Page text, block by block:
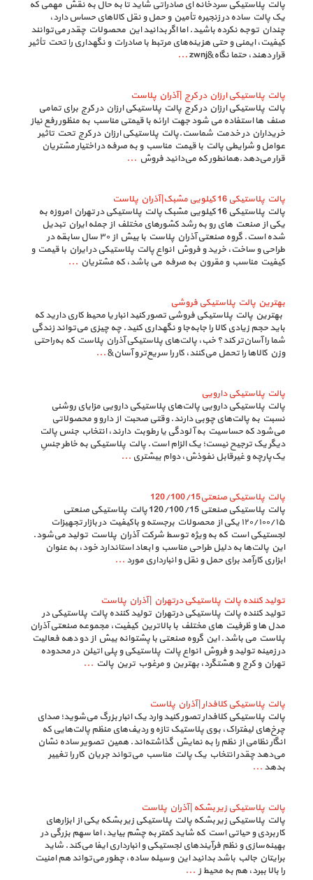
پالت پلاستیکی سردخانه ای صادراتی شاید تا به حال به نقش مهمی که
یک پالت ساده در زنجیره تأمین و حمل و نقل کالاهای حساس دارد،
چندان توجه نکرده باشید. اما اگر بدانید این محصولات چقدر می‌توانند
کیفیت، ایمنی و حتی هزینه‌های مرتبط با صادرات و نگهداری را تحت تأثیر
قرار دهند، حتما نگاه&zwnj
...
پالت پلاستیکی ارزان در کرج | آذران پلاست
پالت پلاستیکی ارزان در کرج پالت پلاستیکی ارزان در کرج برای تمامی
صنف ها استفاده می شود جهت ارائه با قیمتی مناسب به منظور رفع نیاز
خریداران در خدمت شماست.پالت پلاستیکی ارزان در کرج تحت تاثیر
عوامل و شرایطی پالت با قیمت مناسب و به صرفه در اختیار مشتریان
قرار می‌دهد.همانطور که می‌دانید فروش ...
پالت پلاستیکی 16 کیلویی مشبک| آذران پلاست
پالت پلاستیکی 16 کیلویی مشبک پالت پلاستیکی در تهران امروزه به
یکی از صنعت های رو به رشد کشورهای مختلف از جمله ایران تبدیل
شده است. گروه صنعتی آذران پلاست با بیش از ۳۰ سال سابقه در
طراحی و ساخت، خرید و فروش انواع پالت پلاستیکی در ایران با قیمت و
کیفیت مناسب و مقرون به صرفه می باشد، که مشتریان ...
بهترین پالت پلاستیکی فروشی
بهترین پالت پلاستیکی فروشی تصور کنید انبار یا محیط کاری دارید که
باید حجم زیادی کالا را جابه‌جا و نگهداری کنید. چه چیزی می‌تواند زندگی
شما را آسان‌تر کند؟ خب، پالت‌های پلاستیکی آذران پلاست که به‌راحتی
وزن کالاها را تحمل می‌کنند، کار را سریع‌تر و آسان&...
پالت پلاستیکی دارویی
پالت پلاستیکی دارویی پالت‌های پلاستیکی دارویی مزایای روشنی
نسبت به پالت‌های چوبی دارند. وقتی صحبت از دارو و محصولاتی
می‌شود که حساسیت به آلودگی یا رطوبت دارند، انتخاب جنس پالت
دیگر یک ترجیح نیست؛ یک الزام است. پالت پلاستیکی به خاطر جنسِ
یک‌پارچه و غیرقابل نفوذش، دوام بیشتری ...
پالت پلاستیکی صنعتی120/100/15
پالت پلاستیکی صنعتی 120/100/15 پالت پلاستیکی صنعتی
۱۲۰‍/۱۰۰/۱۵ یکی از محصولات برجسته و باکیفیت در بازار تجهیزات
لجستیکی است که به ویژه توسط شرکت آذران پلاست تولید می‌شود.
این پالت‌ها به دلیل طراحی مناسب و ابعاد استاندارد خود، به عنوان
ابزاری کارآمد برای حمل و نقل و انبارداری مورد ...
تولید کننده پالت پلاستیکی درتهران | آذران پلاست
تولید کننده پالت پلاستیکی درتهران تولید کننده پالت پلاستیکی در
مدل ها و ظرفیت های مختلف با بالاترین کیفیت، مجموعه صنعتی آذران
پلاست می باشد. این گروه صنعتی با پشتوانه بیش از دو دهه فعالیت
در زمینه تولید و فروش انواع پالت پلاستیکی و پلی اتیلن در محدوده
تهران و کرج و هشتگرد، بهترین و مرغوب ترین پالت ...
پالت پلاستیکی کلافدار | آذران پلاست
پالت پلاستیکی کلافدار تصور کنید وارد یک انبار بزرگ می‌شوید؛ صدای
چرخ‌های لیفتراک، بوی پلاستیک تازه و ردیف‌های منظم پالت‌هایی که
انگار نظامی از نظم را به نمایش گذاشته‌اند. همین تصویر ساده نشان
می‌دهد چقدر انتخاب یک پالت مناسب می‌تواند جریان کار را تغییر
بدهد ...
پالت پلاستیکی زیر بشکه | آذران پلاست
پالت پلاستیکی زیر بشکه پالت پلاستیکی زیر بشکه یکی از ابزارهای
کاربردی و حیاتی است که شاید کمتر به چشم بیاید، اما سهم بزرگی در
بهینه‌سازی و نظم فرآیندهای لجستیکی و انبارداری ایفا می‌کند. شاید
برایتان جالب باشد بدانید این وسیله ساده، چطور می‌تواند هم امنیت
را بالا ببرد، هم به محیط ز ...